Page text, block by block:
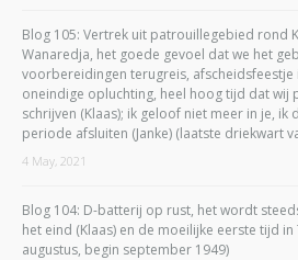
Blog 105: Vertrek uit patrouillegebied rond
Wanaredja, het goede gevoel dat we het
voorbereidingen terugreis, afscheidsfeestje
oneindige opluchting, heel hoog tijd dat wij
schrijven (Klaas); ik geloof niet meer in je, ik
periode afsluiten (Janke) (laatste driekwart
4 May, 2021
Blog 104: D-batterij op rust, het wordt
het eind (Klaas) en de moeilijke eerste tijd in
augustus, begin september 1949)